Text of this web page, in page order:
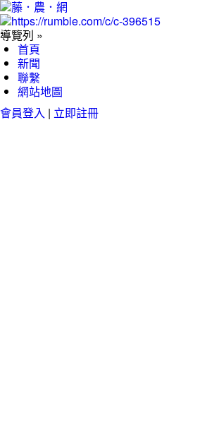
導覽列 »
首頁
新聞
聯繫
網站地圖
會員登入 | 立即註冊